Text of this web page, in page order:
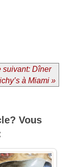
suivant: Dîner
à Miami »
Vous